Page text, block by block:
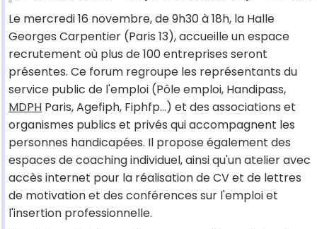
Le mercredi 16 novembre, de 9h30 à 18h, la Halle
Georges Carpentier (Paris 13), accueille un espace
recrutement où plus de 100 entreprises seront
présentes. Ce forum regroupe les représentants du
service public de l'emploi (Pôle emploi, Handipass,
MDPH Paris, Agefiph, Fiphfp…) et des associations et
organismes publics et privés qui accompagnent les
personnes handicapées. Il propose également des
espaces de coaching individuel, ainsi qu'un atelier avec
accès internet pour la réalisation de CV et de lettres
de motivation et des conférences sur l'emploi et
l'insertion professionnelle.